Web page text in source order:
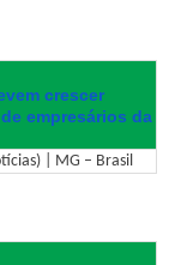
crescer
empresários da
| MG – Brasil